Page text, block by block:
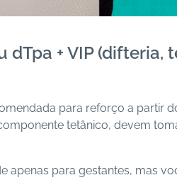
+ VIP (difteria,
para reforço a partir
tetânico, devem
apenas para gestantes, mas